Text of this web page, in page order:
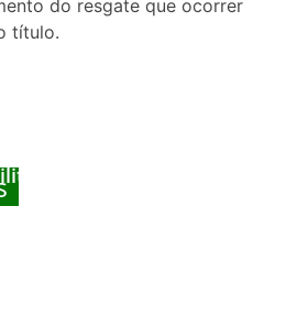
do resgate que ocorrer
título.
at The Big Dog
di Mr Nulls Wicked